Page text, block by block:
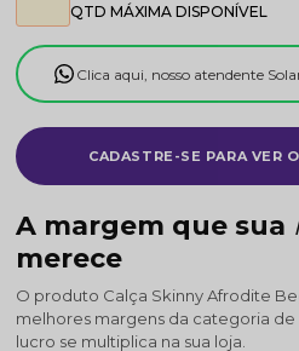
CADASTRE-SE PARA VER
QTD MÁXIMA DISPONÍVEL
Clica aqui, nosso atendente
A margem que sua
merece
O produto Calça Skinny Afrodite
melhores margens da categoria de
lucro se multiplica na sua loja.